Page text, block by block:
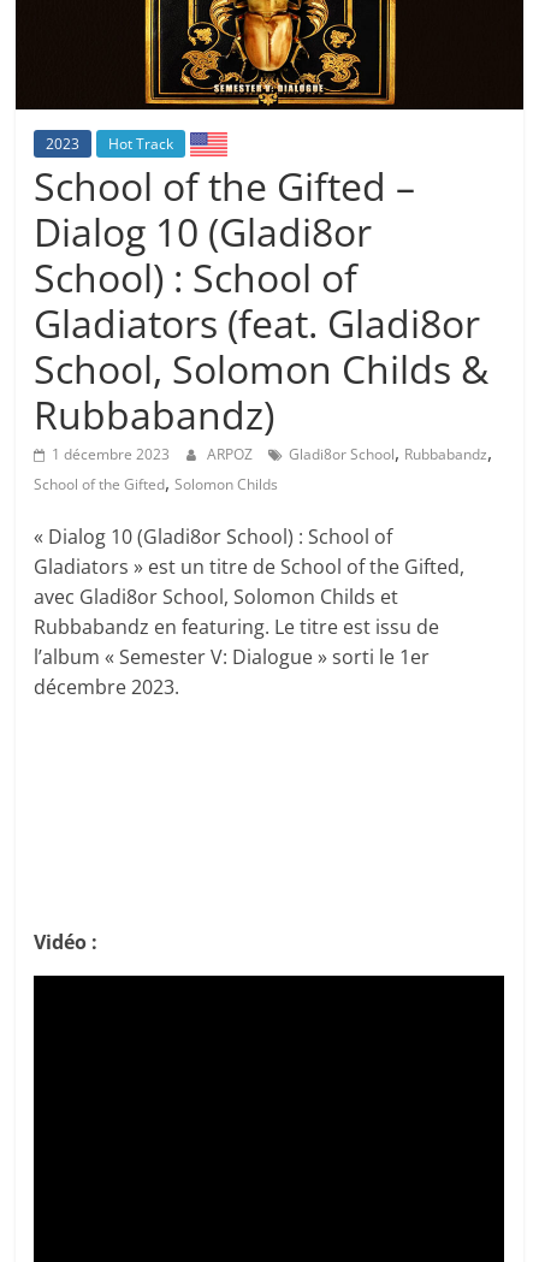
2023 Hot Track
School of the Gifted –
Dialog 10 (Gladi8or
School) : School of
Gladiators (feat. Gladi8or
School, Solomon Childs &
Rubbabandz)
1 décembre 2023 ARPOZ Gladi8or School, Rubbabandz,
School of the Gifted,Solomon Childs
« Dialog 10 (Gladi8or School) : School of
Gladiators » est un titre de School of the Gifted,
avec Gladi8or School, Solomon Childs et
Rubbabandz en featuring. Le titre est issu de
l’album « Semester V: Dialogue » sorti le 1er
décembre 2023.
Vidéo :